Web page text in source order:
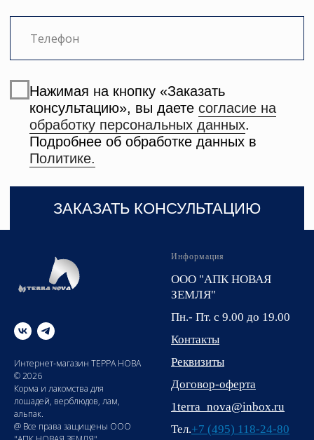
Интернет-магазин ТЕРРА НОВА
© 2026
Корма и лакомства для
лошадей, верблюдов, лам,
альпак.
@ Все права защищены ООО
Информация
ООО "АПК НОВАЯ
ЗЕМЛЯ"
Пн.- Пт. с 9.00 до 19.00
Контакты
Реквизиты
Договор-оферта
1terra_nova@inbox.ru
Тел.+7 (495) 118-24-80